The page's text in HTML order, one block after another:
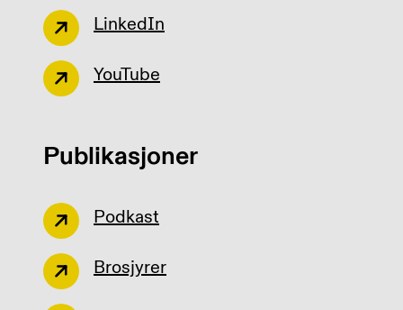
LinkedIn
YouTube
Publikasjoner
Podkast
Brosjyrer